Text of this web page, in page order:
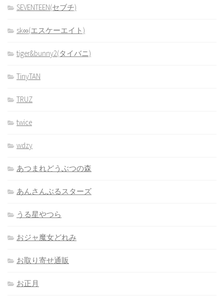
SEVENTEEN(セブチ)
sk∞(エスケーエイト)
tiger&bunny2(タイバニ)
TinyTAN
TRUZ
twice
wdzy
あつまれどうぶつの森
あんさんぶるスターズ
うる星やつら
おジャ魔女どれみ
お取り寄せ通販
お正月